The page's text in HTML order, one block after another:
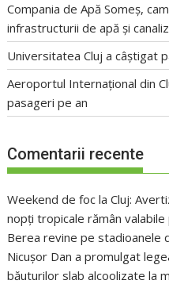
Compania de Apă Someș,
infrastructurii de apă și
Universitatea Cluj a câștigat
Aeroportul Internațional din
pasageri pe an
Comentarii recente
Weekend de foc la Cluj:
nopți tropicale rămân
Berea revine pe stadioanele
Nicușor Dan a promulgat
băuturilor slab alcoolizate la